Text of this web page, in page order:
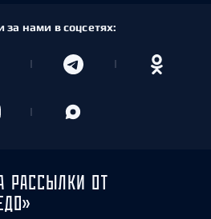
нами в соцсетях:
РАССЫЛКИ ОТ